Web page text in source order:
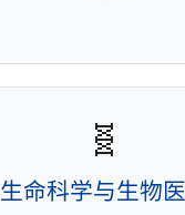
🧬
生命科学与生物